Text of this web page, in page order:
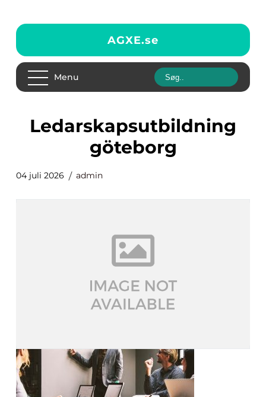
AGXE.se
Menu
ledarskapsutbildning
göteborg
04 juli 2026 admin